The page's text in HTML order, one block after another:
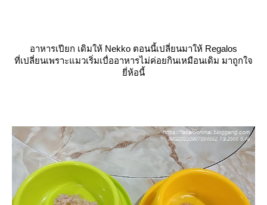
อาหารเปียก เดิมให้ Nekko ตอนนี้เปลี่ยนมาให้ Regalos
ที่เปลี่ยนเพราะแมวเริ่มเบื่ออาหารไม่ค่อยกินเหมือนเดิม มาถูกใจ
ี่ห้อนี้